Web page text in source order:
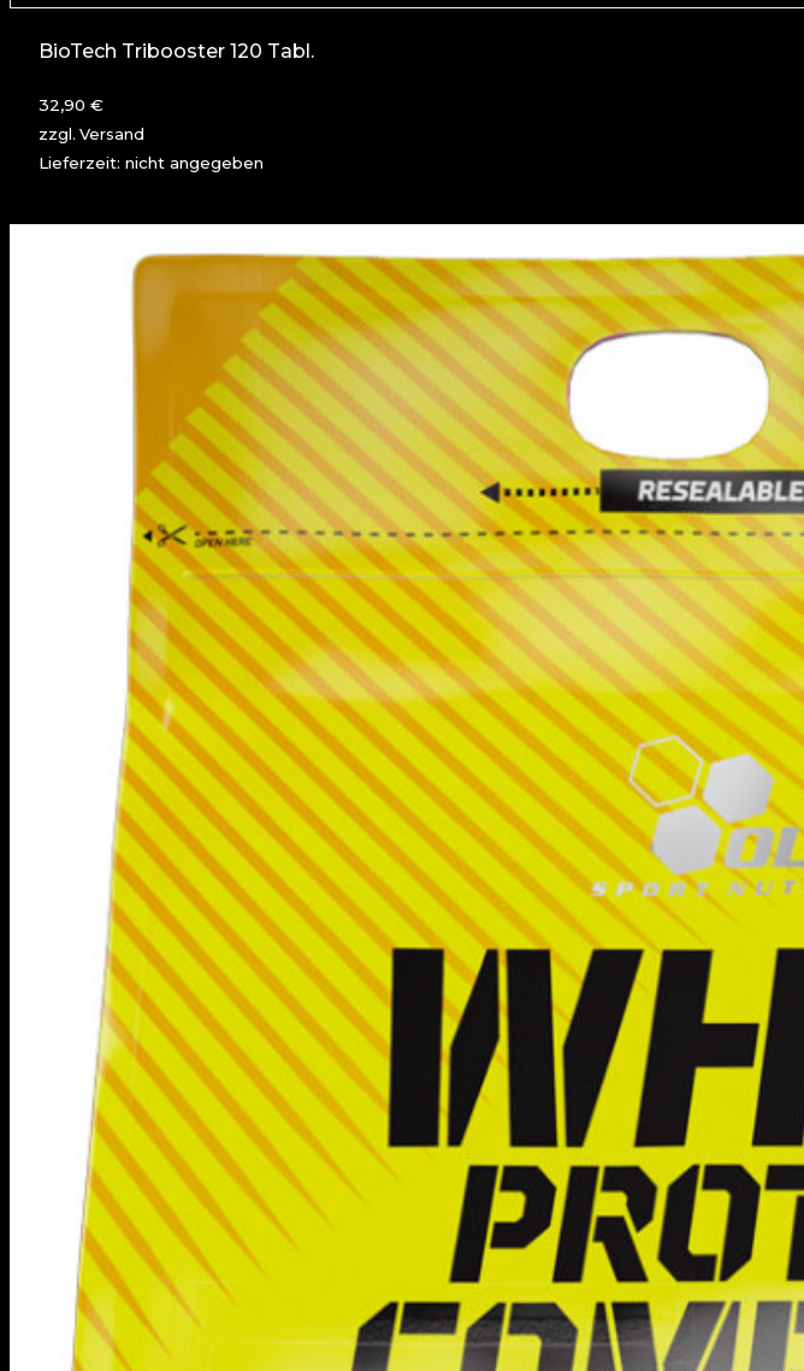
BioTech Tribooster 120 Tabl.
32,90 €
zzgl. Versand
Lieferzeit: nicht angegeben